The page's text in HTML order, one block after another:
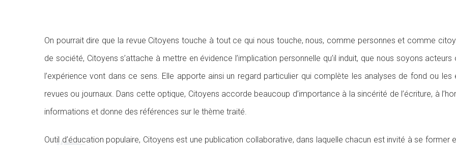
On pourrait dire que la revue Citoyens touche à tout ce qui nous touche, nous, comme personnes et comme
de société, Citoyens s’attache à mettre en évidence l’implication personnelle qu’il induit, que nous soyons
l’expérience vont dans ce sens. Elle apporte ainsi un regard particulier qui complète les analyses de fond ou les
revues ou journaux. Dans cette optique, Citoyens accorde beaucoup d’importance à la sincérité de l’écriture, à
informations et donne des références sur le thème traité.
Outil d’éducation populaire, Citoyens est une publication collaborative, dans laquelle chacun est invité à se former